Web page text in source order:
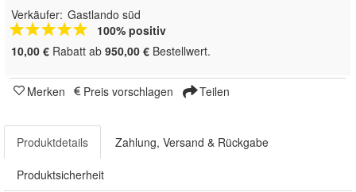
Verkäufer: Gastlando süd
100% positiv
10,00 € Rabatt ab 950,00 € Bestellwert.
Merken Preis vorschlagen Teilen
Produktdetails Zahlung, Versand & Rückgabe
Produktsicherheit